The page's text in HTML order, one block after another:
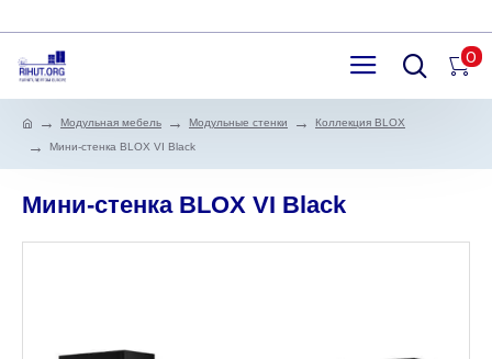
0
Модульная мебель Модульные стенки
Коллекция BLOX
Мини-стенка BLOX VI Black
Мини-стенка BLOX VI Black